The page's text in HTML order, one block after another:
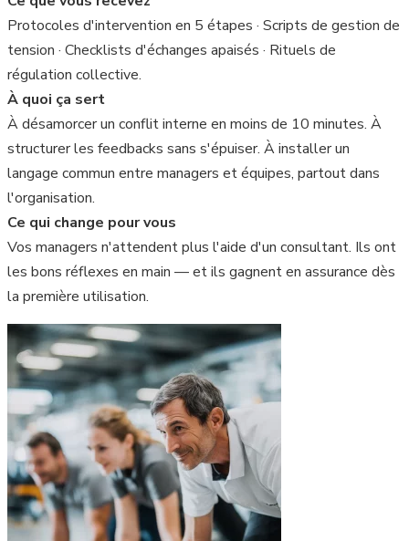
Protocoles d'intervention en 5 étapes · Scripts de gestion de
tension · Checklists d'échanges apaisés · Rituels de
régulation collective.
À quoi ça sert
À désamorcer un conflit interne en moins de 10 minutes. À
structurer les feedbacks sans s'épuiser. À installer un
langage commun entre managers et équipes, partout dans
l'organisation.
Ce qui change pour vous
Vos managers n'attendent plus l'aide d'un consultant. Ils ont
les bons réflexes en main — et ils gagnent en assurance dès
la première utilisation.